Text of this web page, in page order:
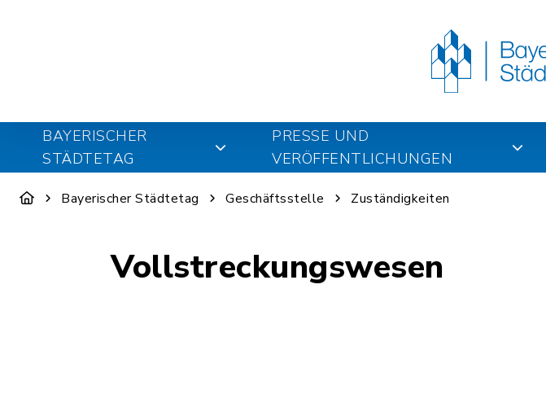
BAYERISCHER
STÄDTETAG
PRESSE UND
VERÖFFENTLICHUNGEN
Bayerischer Städtetag Geschäftsstelle Zuständigkeiten
Vollstreckungswesen